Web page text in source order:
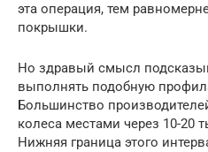
эта операция, тем
покрышки.
Но здравый смысл
выполнять подобную
Большинство
колеса местами через 10-20
Нижняя граница этого